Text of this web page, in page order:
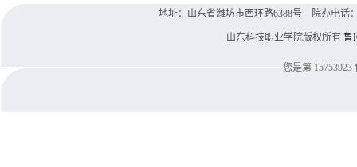
地址：山东省潍坊市西环路6388号 院办电话
山东科技职业学院版权所有 鲁
您是第 15753923